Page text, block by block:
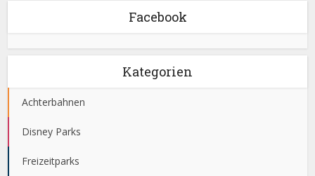
Facebook
Kategorien
Achterbahnen
Disney Parks
Freizeitparks